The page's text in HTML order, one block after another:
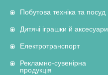
Побутова техніка та посуд
Дитячі іграшки й аксесуари
Електротранспорт
Рекламно-сувенірна
продукція